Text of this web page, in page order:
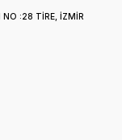
NO :28 TİRE, İZMİR